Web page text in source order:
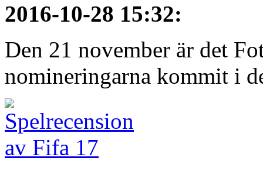
2016-10-28 15:32:
Den 21 november är det
nomineringarna kommit i